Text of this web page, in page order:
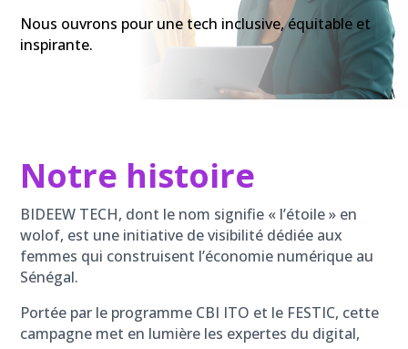
Nous ouvrons pour une tech inclusive, équitable et
inspirante.
Notre histoire
BIDEEW TECH, dont le nom signifie « l’étoile » en
wolof, est une initiative de visibilité dédiée aux
femmes qui construisent l’économie numérique au
Sénégal.
Portée par le programme CBI ITO et le FESTIC, cette
campagne met en lumière les expertes du digital,